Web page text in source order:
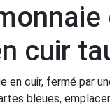
cuir
en cuir, fermé par
bleues,